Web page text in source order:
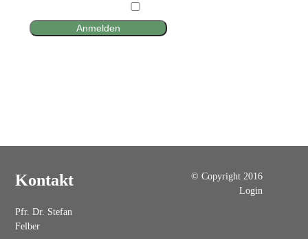
Anmelden
Kontakt
Pfr. Dr. Stefan
Felber
© Copyright 2016
Login